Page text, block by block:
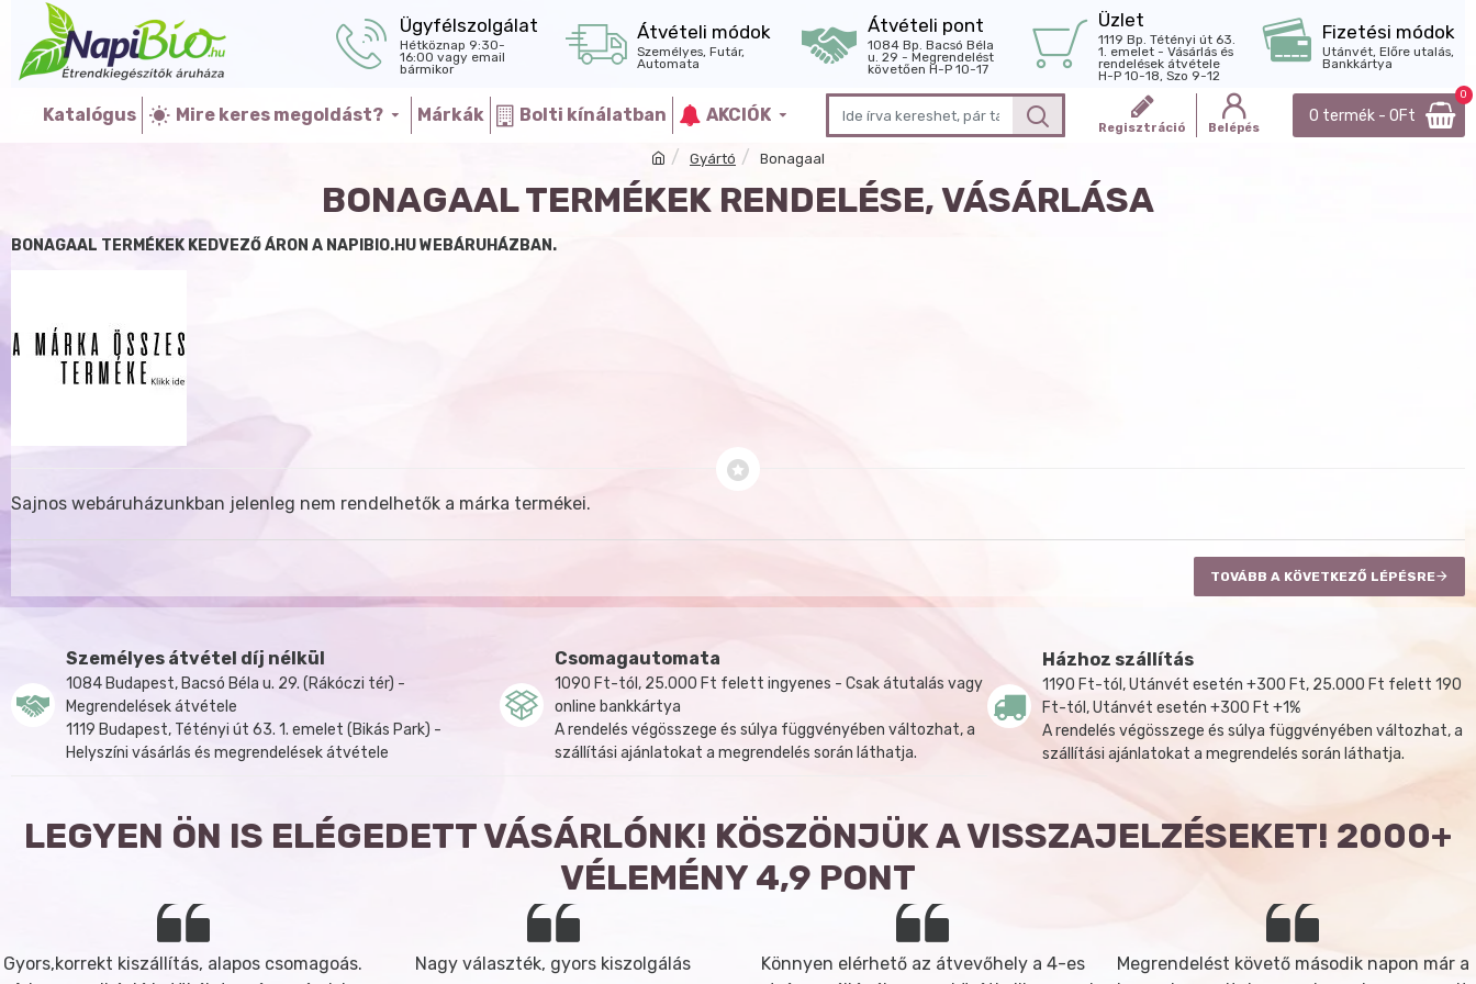
Ügyfélszolgálat
Hétköznap 9:30-
16:00 vagy email
bármikor
Átvételi módok
Személyes, Futár,
Automata
Átvételi pont
1084 Bp. Bacsó Béla
u. 29 - Megrendelést
követően H-P 10-17
Üzlet
1119 Bp. Tétényi út 63.
1. emelet - Vásárlás és
rendelések átvétele
H-P 10-18, Szo 9-12
Fizetési módok
Utánvét, Előre utalás,
Bankkártya
Katalógus Mire keres megoldást? Márkák Bolti kínálatban AKCIÓK
Regisztráció Belépés
0 termék - 0Ft
0
Gyártó Bonagaal
BONAGAAL TERMÉKEK RENDELÉSE, VÁSÁRLÁSA
BONAGAAL TERMÉKEK KEDVEZŐ ÁRON A NAPIBIO.HU WEBÁRUHÁZBAN.
Sajnos webáruházunkban jelenleg nem rendelhetők a márka termékei.
TOVÁBB A KÖVETKEZŐ LÉPÉSRE
Személyes átvétel díj nélkül
1084 Budapest, Bacsó Béla u. 29. (Rákóczi tér) -
Megrendelések átvétele
1119 Budapest, Tétényi út 63. 1. emelet (Bikás Park) -
Helyszíni vásárlás és megrendelések átvétele
Csomagautomata
1090 Ft-tól, 25.000 Ft felett ingyenes - Csak átutalás vagy
online bankkártya
A rendelés végösszege és súlya függvényében változhat, a
szállítási ajánlatokat a megrendelés során láthatja.
Házhoz szállítás
1190 Ft-tól, Utánvét esetén +300 Ft, 25.000 Ft felett 190
Ft-tól, Utánvét esetén +300 Ft +1%
A rendelés végösszege és súlya függvényében változhat, a
szállítási ajánlatokat a megrendelés során láthatja.
LEGYEN ÖN IS ELÉGEDETT VÁSÁRLÓNK! KÖSZÖNJÜK A VISSZAJELZÉSEKET! 2000+
VÉLEMÉNY 4,9 PONT
Gyors,korrekt kiszállítás, alapos csomagoás.
Nagy választék, gyors kiszolgálás
Könnyen elérhető az átvevőhely a 4-es
Megrendelést követő második napon már a